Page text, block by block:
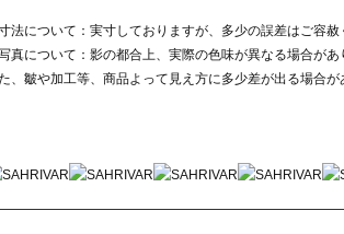
法について：実寸しておりますが、多少の誤差はご容赦
真について：影の都合上、実際の色味が異なる場合があ
、皺や加工等、商品よって見え方に多少差が出る場合